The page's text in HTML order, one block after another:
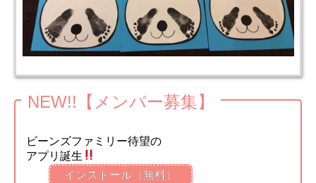
NEW!!【メンバー募集】
ビーンズファミリー待望の
アプリ誕生
インストール（無料）